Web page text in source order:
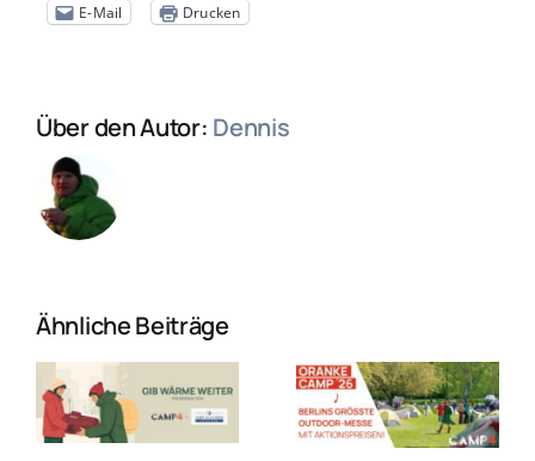
E-Mail Drucken
Über den Autor: Dennis
Ähnliche Beiträge